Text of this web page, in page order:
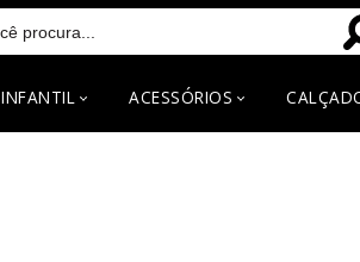
INFANTIL ACESSÓRIOS